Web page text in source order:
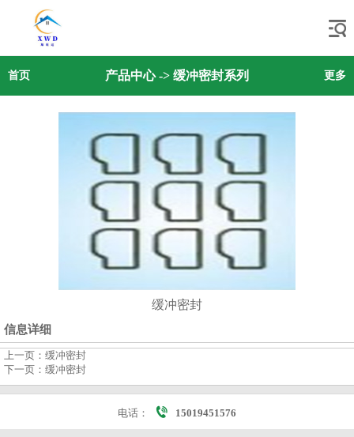
首页 产品中心-> 缓冲密封系列 更多
缓冲密封
信息详细
上一页： 缓冲密封
下一页： 缓冲密封
电话： 15019451576